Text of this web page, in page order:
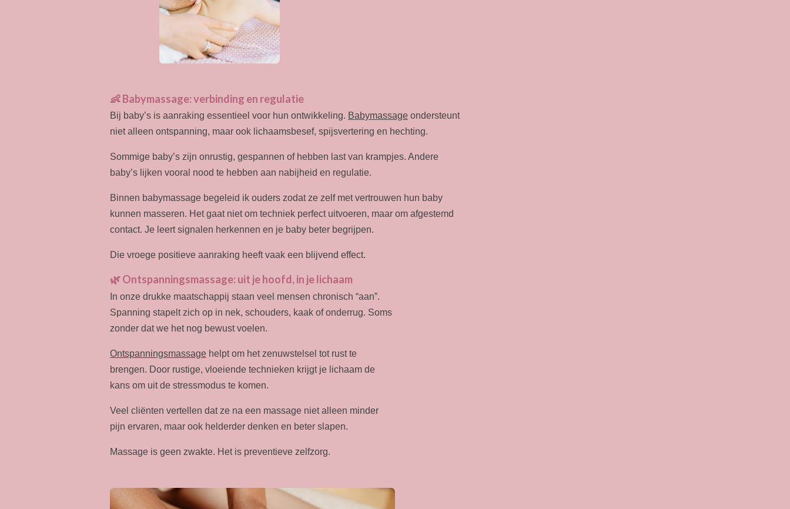
👶 Babymassage: verbinding en regulatie
Bij baby’s is aanraking essentieel voor hun ontwikkeling. Babymassage ondersteunt
niet alleen ontspanning, maar ook lichaamsbesef, spijsvertering en hechting.
Sommige baby’s zijn onrustig, gespannen of hebben last van krampjes. Andere
baby’s lijken vooral nood te hebben aan nabijheid en regulatie.
Binnen babymassage begeleid ik ouders zodat ze zelf met vertrouwen hun baby
kunnen masseren. Het gaat niet om techniek perfect uitvoeren, maar om afgestemd
contact. Je leert signalen herkennen en je baby beter begrijpen.
Die vroege positieve aanraking heeft vaak een blijvend effect.
🌿 Ontspanningsmassage: uit je hoofd, in je lichaam
In onze drukke maatschappij staan veel mensen chronisch “aan”.
Spanning stapelt zich op in nek, schouders, kaak of onderrug. Soms
zonder dat we het nog bewust voelen.
Ontspanningsmassage helpt om het zenuwstelsel tot rust te
brengen. Door rustige, vloeiende technieken krijgt je lichaam de
kans om uit de stressmodus te komen.
Veel cliënten vertellen dat ze na een massage niet alleen minder
pijn ervaren, maar ook helderder denken en beter slapen.
Massage is geen zwakte. Het is preventieve zelfzorg.